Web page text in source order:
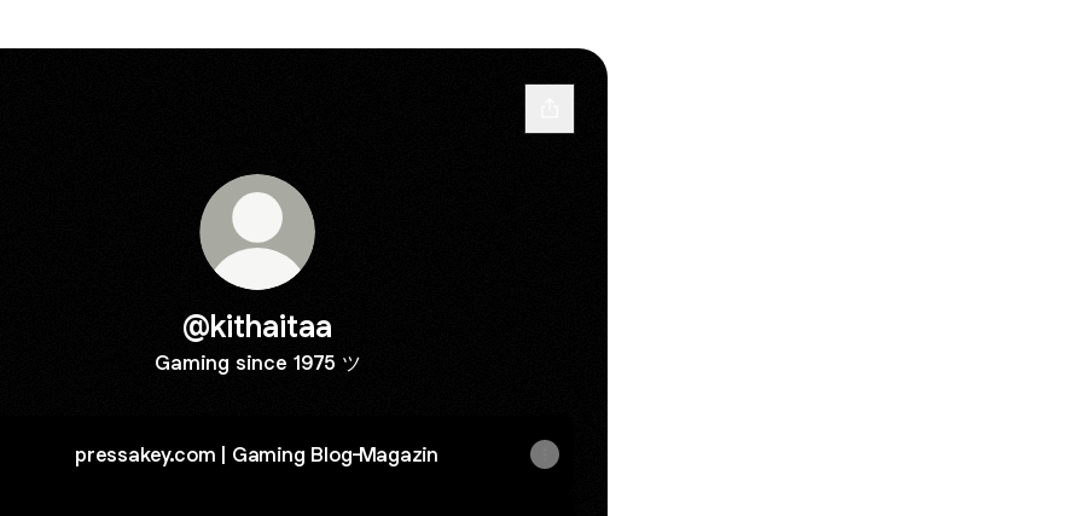
@kithaitaa
Gaming since 1975 ツ
pressakey.com | Gaming Blog-Magazin